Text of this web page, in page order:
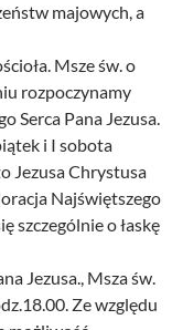
majowych, a
Msze św. o
rozpoczynamy
Serca Pana Jezusa.
i I sobota
Jezusa Chrystusa
Najświętszego
szczególnie o łaskę
Jezusa., Msza św.
Ze względu